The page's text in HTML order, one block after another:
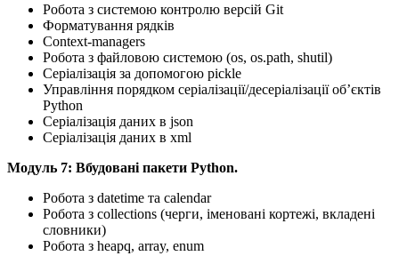
Робота з системою контролю версій Git
Форматування рядків
Context-managers
Робота з файловою системою (os, os.path, shutil)
Серіалізація за допомогою pickle
Управління порядком серіалізації/десеріалізації об’єктів
Python
Серіалізація даних в json
Серіалізація даних в xml
Mодуль 7: Вбудовані пакети Python.
Робота з datetime та calendar
Робота з collections (черги, іменовані кортежі, вкладені
словники)
Робота з heapq, array, enum